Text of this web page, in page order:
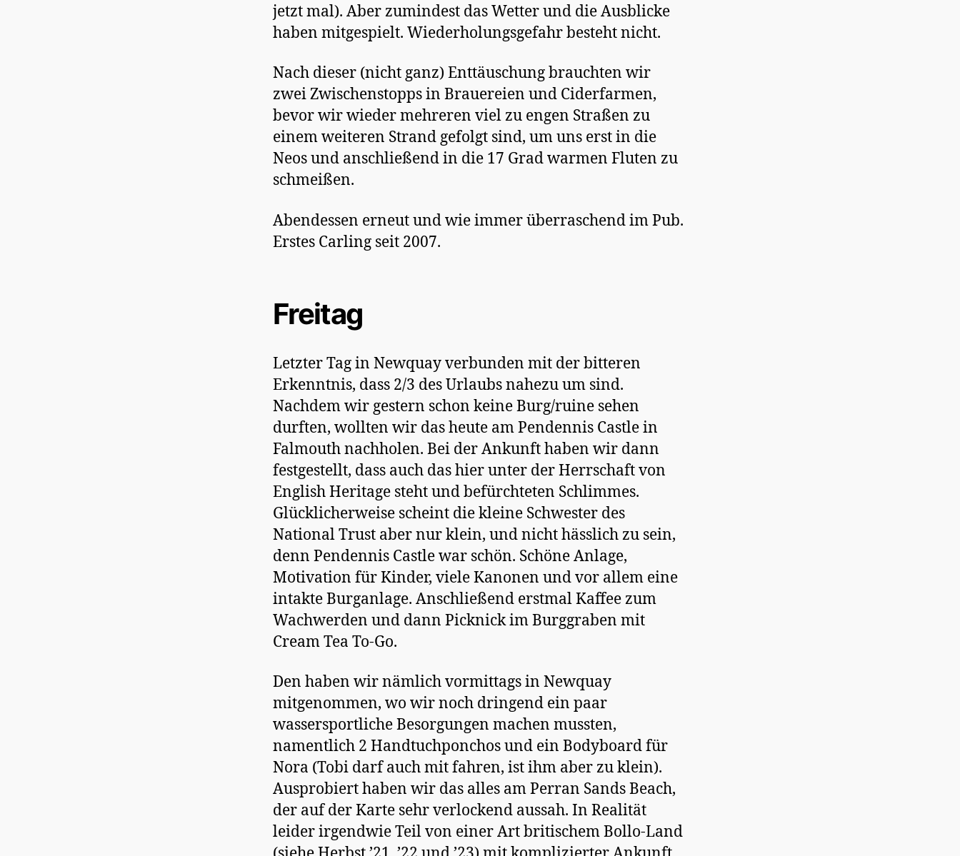
jetzt mal). Aber zumindest das Wetter und die Ausblicke
haben mitgespielt. Wiederholungsgefahr besteht nicht.
Nach dieser (nicht ganz) Enttäuschung brauchten wir
zwei Zwischenstopps in Brauereien und Ciderfarmen,
bevor wir wieder mehreren viel zu engen Straßen zu
einem weiteren Strand gefolgt sind, um uns erst in die
Neos und anschließend in die 17 Grad warmen Fluten zu
schmeißen.
Abendessen erneut und wie immer überraschend im Pub.
Erstes Carling seit 2007.
Freitag
Letzter Tag in Newquay verbunden mit der bitteren
Erkenntnis, dass 2/3 des Urlaubs nahezu um sind.
Nachdem wir gestern schon keine Burg/ruine sehen
durften, wollten wir das heute am Pendennis Castle in
Falmouth nachholen. Bei der Ankunft haben wir dann
festgestellt, dass auch das hier unter der Herrschaft von
English Heritage steht und befürchteten Schlimmes.
Glücklicherweise scheint die kleine Schwester des
National Trust aber nur klein, und nicht hässlich zu sein,
denn Pendennis Castle war schön. Schöne Anlage,
Motivation für Kinder, viele Kanonen und vor allem eine
intakte Burganlage. Anschließend erstmal Kaffee zum
Wachwerden und dann Picknick im Burggraben mit
Cream Tea To-Go.
Den haben wir nämlich vormittags in Newquay
mitgenommen, wo wir noch dringend ein paar
wassersportliche Besorgungen machen mussten,
namentlich 2 Handtuchponchos und ein Bodyboard für
Nora (Tobi darf auch mit fahren, ist ihm aber zu klein).
Ausprobiert haben wir das alles am Perran Sands Beach,
der auf der Karte sehr verlockend aussah. In Realität
leider irgendwie Teil von einer Art britischem Bollo-Land